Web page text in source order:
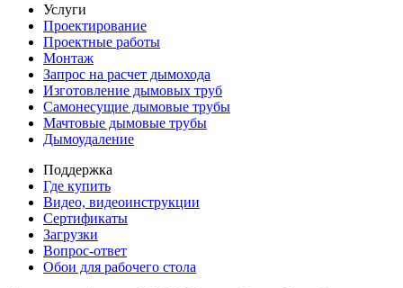
Услуги
Проектирование
Проектные работы
Монтаж
Запрос на расчет дымохода
Изготовление дымовых труб
Самонесущие дымовые трубы
Мачтовые дымовые трубы
Дымоудаление
Поддержка
Где купить
Видео, видеоинструкции
Сертификаты
Загрузки
Вопрос-ответ
Обои для рабочего стола